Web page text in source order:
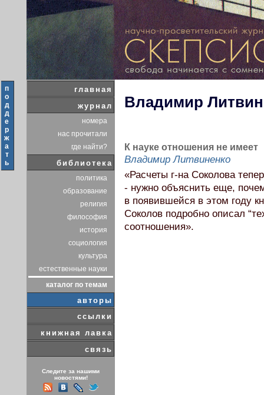
п
о
д
д
е
р
ж
а
т
ь
главная
журнал
номера
нас прочитали
где найти?
библиотека
политика
образование
религия
философия
история
социология
культура
естественные науки
каталог по темам
авторы
ссылки
книжная лавка
связь
Следите за нашими
новостями!
Владимир
К науке отношения не имеет
Владимир Литвиненко
«Расчеты г-на Соколова
- нужно объяснить еще,
в появившейся в этом году
Соколов подробно описал
соотношения».